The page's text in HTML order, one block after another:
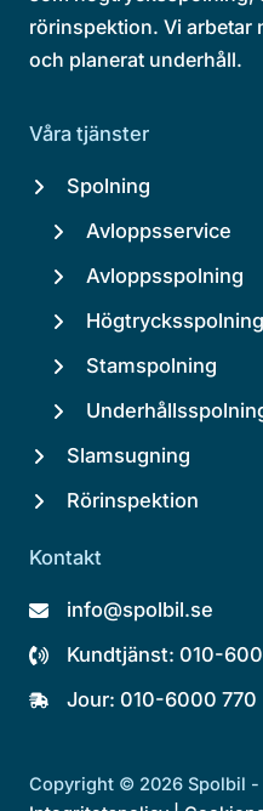
rörinspektion. Vi arbetar
och planerat underhåll.
Våra tjänster
Spolning
Avloppsservice
Avloppsspolning
Högtrycksspolning
Stamspolning
Slamsugning
Rörinspektion
Kontakt
info@spolbil.se
Kundtjänst: 010-
Jour: 010-6000 770
Copyright © 2026 Spolbil -